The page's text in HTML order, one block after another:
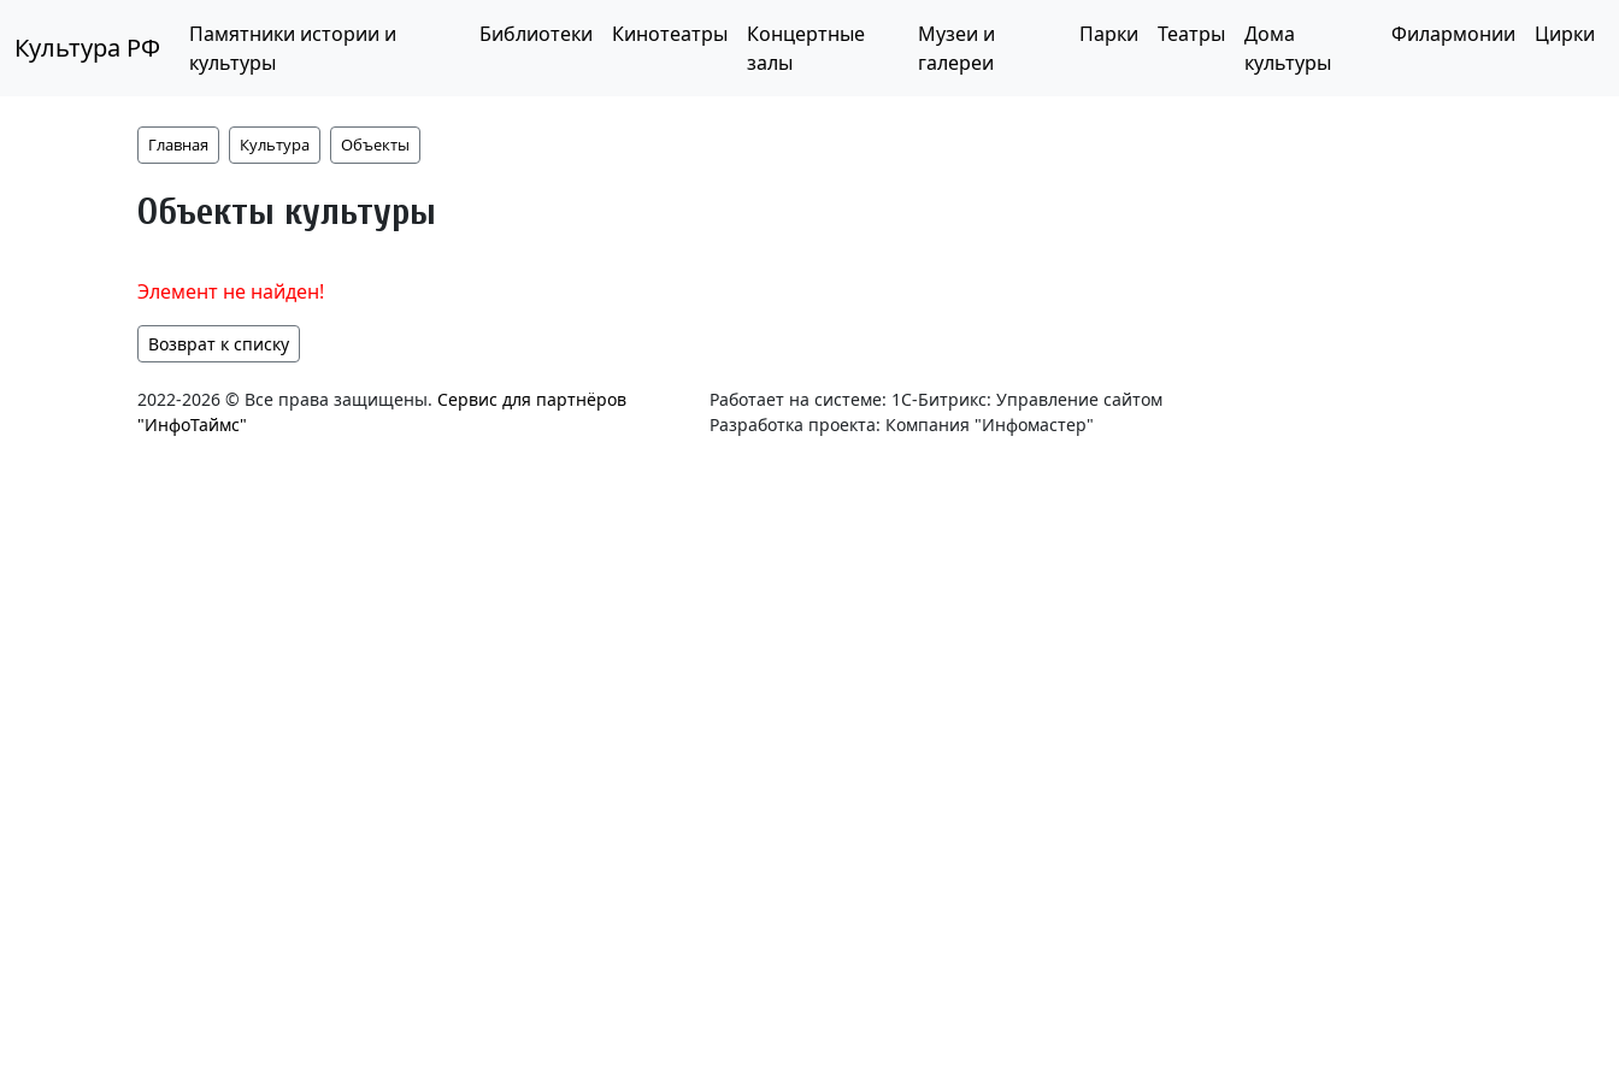
Культура РФ
Памятники истории и
культуры
Библиотеки Кинотеатры
Концертные
залы
Музеи и
галереи
Парки Театры
Дома
культуры
Филармонии Цирки
Главная Культура Объекты
Объекты культуры
Элемент не найден!
Возврат к списку
2022-2026 © Все права защищены. Сервис для партнёров
"ИнфоТаймс"
Работает на системе: 1С-Битрикс: Управление сайтом
Разработка проекта: Компания "Инфомастер"